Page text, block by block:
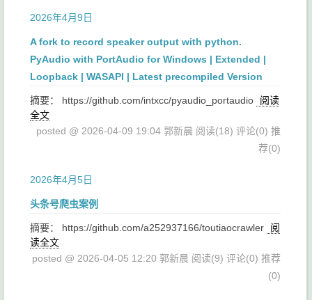
2026年4月9日
A fork to record speaker output with python.
PyAudio with PortAudio for Windows | Extended |
Loopback | WASAPI | Latest precompiled Version
摘要： https://github.com/intxcc/pyaudio_portaudio
阅读
全文
posted @ 2026-04-09 19:04 郭新晨 阅读(18) 评论(0) 推
荐(0)
2026年4月5日
头条号爬虫案例
摘要： https://github.com/a252937166/toutiaocrawler
阅
读全文
posted @ 2026-04-05 12:20 郭新晨 阅读(9) 评论(0) 推荐
(0)